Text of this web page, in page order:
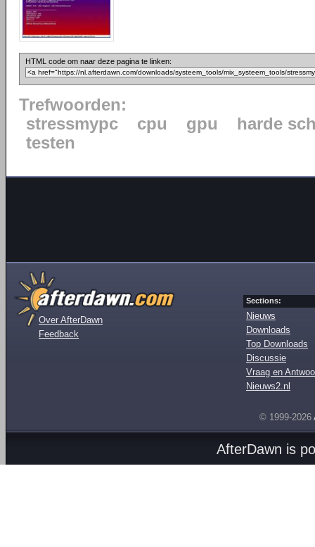
HTML code om naar deze pagina te linken:
Trefwoorden:
stressmypc
cpu gpu
harde
testen
Over AfterDawn
Feedback
Sections:
Nieuws
Downloads
Top Downloads
Discussie
Vraag en
Nieuws2.nl
© 1999-2026
AfterDawn is